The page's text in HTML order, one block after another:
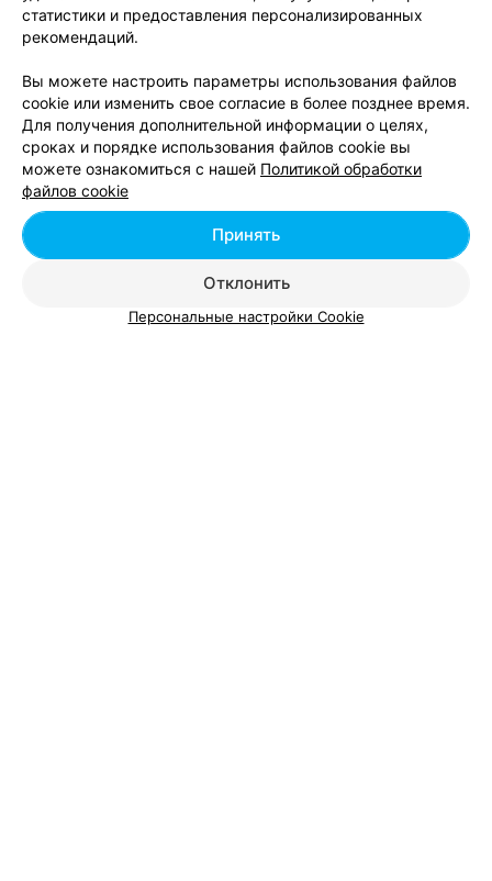
к вам)!!!! Приносим глубочайшие извинения
сотрудницам,которые просто выполняли свою
работу,я(ваш клиент ) и девушка ,которая в тот момент
этой ситуации! Впредь поощрять их и сотрудницу
которая подошла!
АГЕНТСТВО СОБЫТИЙНОГО МАРКЕТИНГА
Терра Групп
Минск, пр-т Независимости, 168/2
Времена года
Минск, ст.м. Уручье до 21:00
статистики и предоставления персонализированных
рекомендаций.
Вы можете настроить параметры использования файлов
cookie или изменить свое согласие в более позднее время.
Для получения дополнительной информации о целях,
сроках и порядке использования файлов cookie вы
можете ознакомиться с нашей Политикой обработки
файлов cookie
Отклонить
Принять
Персональные настройки Cookie